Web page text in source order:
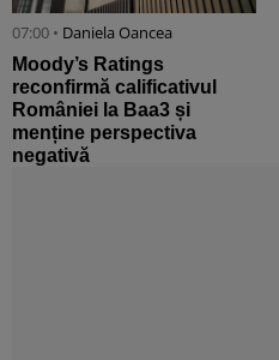
07:00 • Daniela Oancea
Moody’s Ratings
reconfirmă calificativul
României la Baa3 și
menține perspectiva
negativă